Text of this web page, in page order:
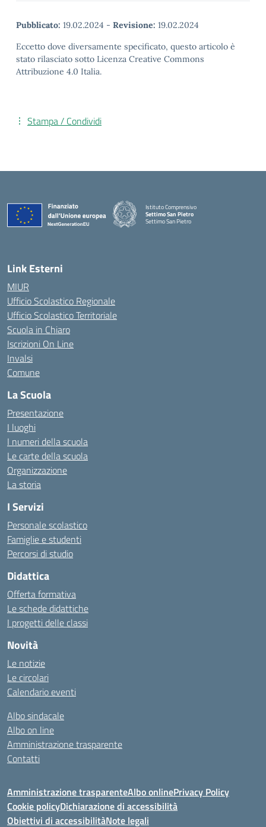
Pubblicato: 19.02.2024 - Revisione: 19.02.2024
Eccetto dove diversamente specificato, questo articolo è
stato rilasciato sotto Licenza Creative Commons
Attribuzione 4.0 Italia.
Stampa / Condividi
Istituto Comprensivo
Settimo San Pietro
Settimo San Pietro
Link Esterni
MIUR
Ufficio Scolastico Regionale
Ufficio Scolastico Territoriale
Scuola in Chiaro
Iscrizioni On Line
Invalsi
Comune
La Scuola
Presentazione
I luoghi
I numeri della scuola
Le carte della scuola
Organizzazione
La storia
I Servizi
Personale scolastico
Famiglie e studenti
Percorsi di studio
Didattica
Offerta formativa
Le schede didattiche
I progetti delle classi
Novità
Le notizie
Le circolari
Calendario eventi
Albo sindacale
Albo on line
Amministrazione trasparente
Contatti
Amministrazione trasparenteAlbo onlinePrivacy Policy
Cookie policyDichiarazione di accessibilità
Obiettivi di accessibilitàNote legali